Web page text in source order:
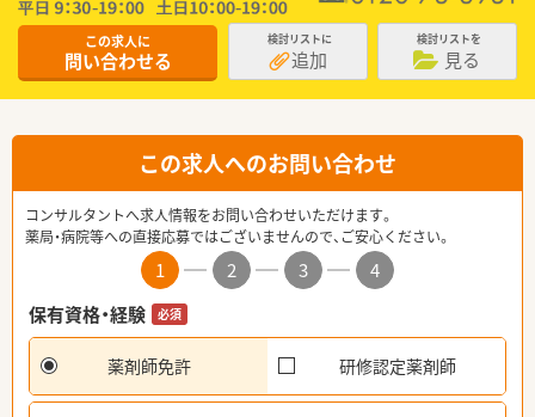
この求人に
問い合わせる
検討リストに
追加
検討リストを
見る
この求人へのお問い合わせ
コンサルタントへ求人情報をお問い合わせいただけます。
薬局・病院等への直接応募ではございませんので、ご安心ください。
1 2 3
4
保有資格・経験
必須
薬剤師免許 研修認定薬剤師